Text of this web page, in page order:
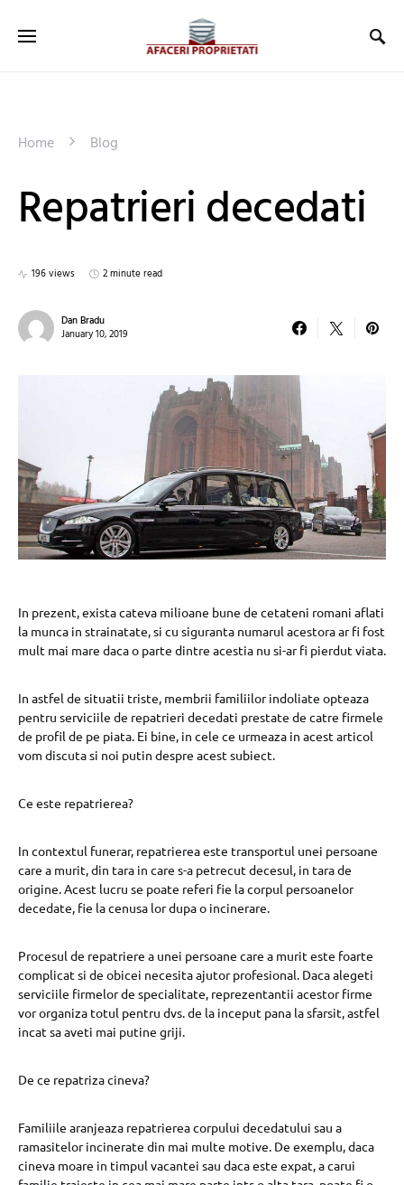
Home Blog
Repatrieri decedati
196 views 2 minute read
Dan Bradu
January 10, 2019
In prezent, exista cateva milioane bune de cetateni romani aflati
la munca in strainatate, si cu siguranta numarul acestora ar fi fost
mult mai mare daca o parte dintre acestia nu si-ar fi pierdut viata.
In astfel de situatii triste, membrii familiilor indoliate opteaza
pentru serviciile de repatrieri decedati prestate de catre firmele
de profil de pe piata. Ei bine, in cele ce urmeaza in acest articol
vom discuta si noi putin despre acest subiect.
Ce este repatrierea?
In contextul funerar, repatrierea este transportul unei persoane
care a murit, din tara in care s-a petrecut decesul, in tara de
origine. Acest lucru se poate referi fie la corpul persoanelor
decedate, fie la cenusa lor dupa o incinerare.
Procesul de repatriere a unei persoane care a murit este foarte
complicat si de obicei necesita ajutor profesional. Daca alegeti
serviciile firmelor de specialitate, reprezentantii acestor firme
vor organiza totul pentru dvs. de la inceput pana la sfarsit, astfel
incat sa aveti mai putine griji.
De ce repatriza cineva?
Familiile aranjeaza repatrierea corpului decedatului sau a
ramasitelor incinerate din mai multe motive. De exemplu, daca
cineva moare in timpul vacantei sau daca este expat, a carui